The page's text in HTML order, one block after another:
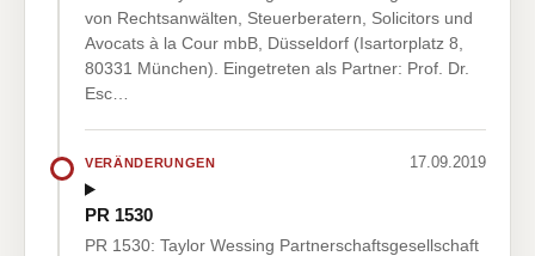
von Rechtsanwälten, Steuerberatern, Solicitors und
Avocats à la Cour mbB, Düsseldorf (Isartorplatz 8,
80331 München). Eingetreten als Partner: Prof. Dr.
Esc…
VERÄNDERUNGEN 17.09.2019
PR 1530
PR 1530: Taylor Wessing Partnerschaftsgesellschaft